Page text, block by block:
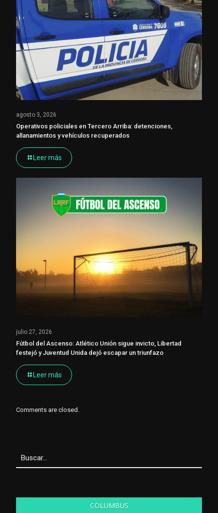
agosto 3, 2026
Operativos policiales en Tercero Arriba: detenciones,
allanamientos y vehículos recuperados
Leer más
julio 27, 2026
Fútbol del Ascenso: Atlético Unión sigue invicto, Libertad
festejó y Juventud Unida dejó escapar un triunfazo
Leer más
Comments are closed.
COLUMBUS